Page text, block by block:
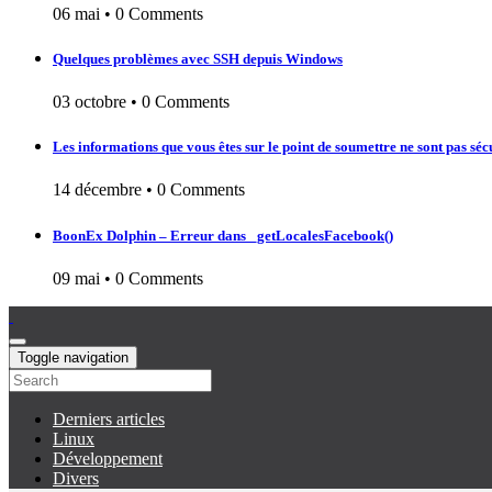
06 mai • 0 Comments
Quelques problèmes avec SSH depuis Windows
03 octobre • 0 Comments
Les informations que vous êtes sur le point de soumettre ne sont pas
14 décembre • 0 Comments
BoonEx Dolphin – Erreur dans _getLocalesFacebook()
09 mai • 0 Comments
Toggle navigation
Derniers articles
Linux
Développement
Divers